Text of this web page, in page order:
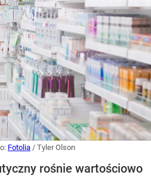
Fotolia / Tyler Olson
rośnie wartościowo